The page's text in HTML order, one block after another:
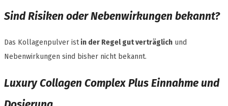
Sind Risiken oder Nebenwirkungen bekannt?
Das Kollagenpulver istin der Regel gut verträglich und
Nebenwirkungen sind bisher nicht bekannt.
Luxury Collagen Complex Plus Einnahme und